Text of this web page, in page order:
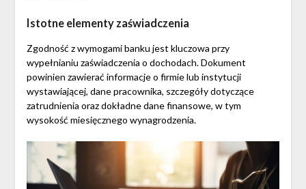
Istotne elementy zaświadczenia
Zgodność z wymogami banku jest kluczowa przy
wypełnianiu zaświadczenia o dochodach. Dokument
powinien zawierać informacje o firmie lub instytucji
wystawiającej, dane pracownika, szczegóły dotyczące
zatrudnienia oraz dokładne dane finansowe, w tym
wysokość miesięcznego wynagrodzenia.